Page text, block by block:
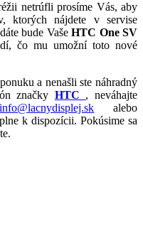
netrúfli prosíme Vás, aby
ktorých nájdete v servise
bude Vaše HTC One SV
čo mu umožní toto nové
a nenašli ste náhradný
značky HTC , neváhajte
info@lacnydisplej.sk alebo
k dispozícii. Pokúsime sa